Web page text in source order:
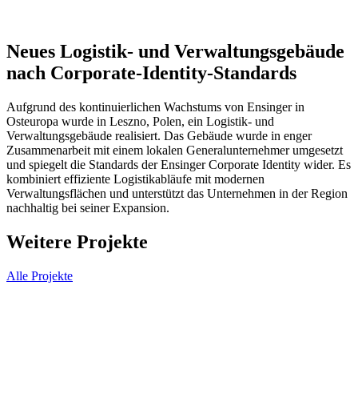
Neues Logistik- und Verwaltungsgebäude
nach Corporate-Identity-Standards
Aufgrund des kontinuierlichen Wachstums von Ensinger in
Osteuropa wurde in Leszno, Polen, ein Logistik- und
Verwaltungsgebäude realisiert. Das Gebäude wurde in enger
Zusammenarbeit mit einem lokalen Generalunternehmer umgesetzt
und spiegelt die Standards der Ensinger Corporate Identity wider. Es
kombiniert effiziente Logistikabläufe mit modernen
Verwaltungsflächen und unterstützt das Unternehmen in der Region
nachhaltig bei seiner Expansion.
Weitere Projekte
Alle Projekte